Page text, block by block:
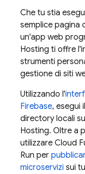
Che tu stia
semplice pagina
un'app web
Hosting ti offre
strumenti
gestione di siti
Utilizzando l'
Firebase, esegui
directory locali
Hosting. Oltre a
utilizzare Cloud
Run per
microservizi sui